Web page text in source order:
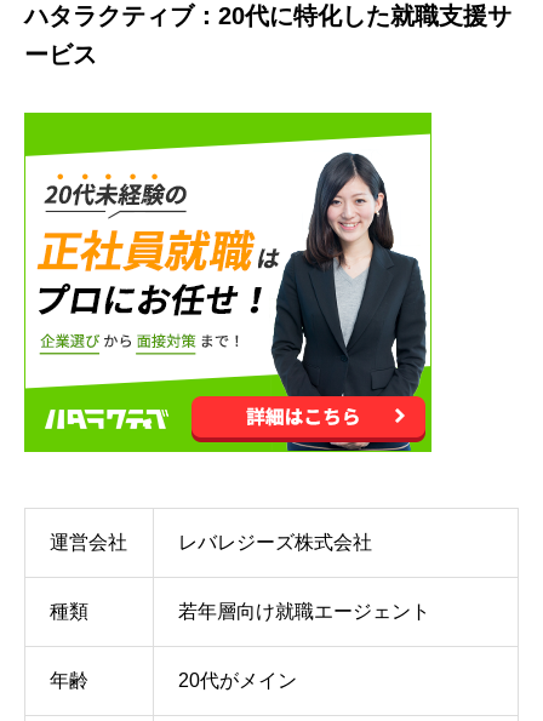
ハタラクティブ：20代に特化した就職支援サ
ービス
運営会社 レバレジーズ株式会社
種類 若年層向け就職エージェント
年齢 20代がメイン